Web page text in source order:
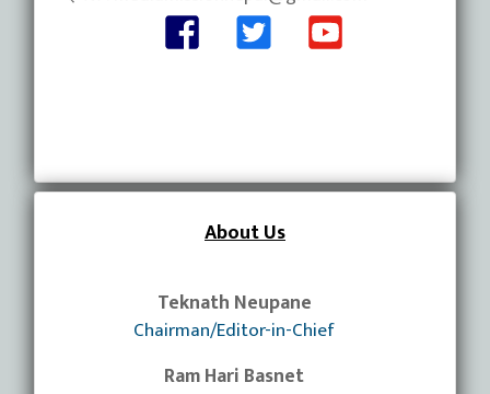
About Us
Teknath Neupane
Chairman/Editor-in-Chief
Ram Hari Basnet